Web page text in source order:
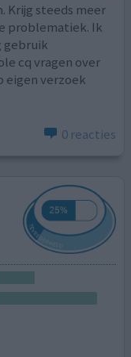
Krijg steeds meer
problematiek. Ik
gebruik
cq vragen over
eigen verzoek
0 reacties